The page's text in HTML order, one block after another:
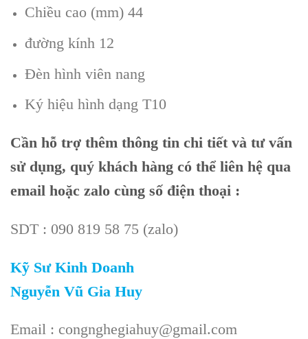
Chiều cao (mm) 44
đường kính 12
Đèn hình viên nang
Ký hiệu hình dạng T10
Cần hỗ trợ thêm thông tin chi tiết và tư vấn
sử dụng, quý khách hàng có thể liên hệ qua
email hoặc zalo cùng số điện thoại :
SDT : 090 819 58 75 (zalo)
Kỹ Sư Kinh Doanh
Nguyễn Vũ Gia Huy
Email : congnghegiahuy@gmail.com